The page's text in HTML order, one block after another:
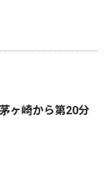
ヶ崎から第20分